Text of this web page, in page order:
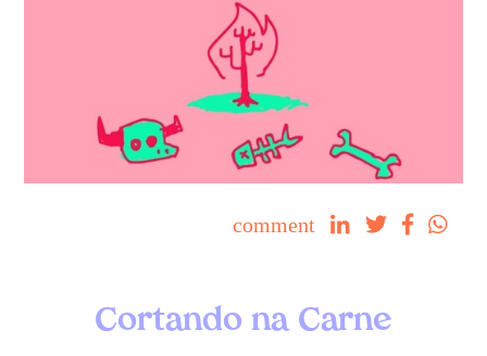
comment    
Cortando na Carne